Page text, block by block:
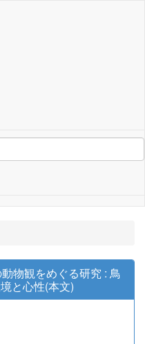
物観をめぐる研究 : 鳥
と心性(本文)